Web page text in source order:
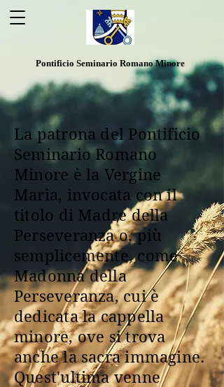
Pontificio Seminario Romano Minore
La patrona del Pontificio
Seminario Romano
Minore è la Vergine
Maria, invocata con il
titolo di Madre della
Perseveranza o, più
semplicemente, come
Madonna della
Perseveranza, cui è
dedicata la cappella
minore, ove si trova
anche la sacra immagine.
Quest'ultima venne